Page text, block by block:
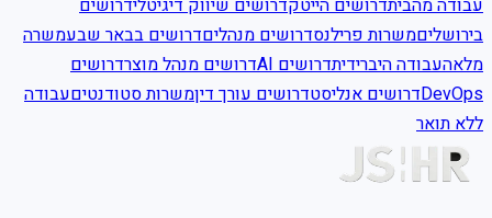
בירושליםמשרות פרילנסדרושים מנהליםדרושים בבאר שבעמשרה
מלאהעבודה היברידיתדרושים AI דרושים מנהל מוצרדרושים
DevOpsדרושים אנליסטדרושים עורך דיןמשרות סטודנטיםעבודה
ללא תואר